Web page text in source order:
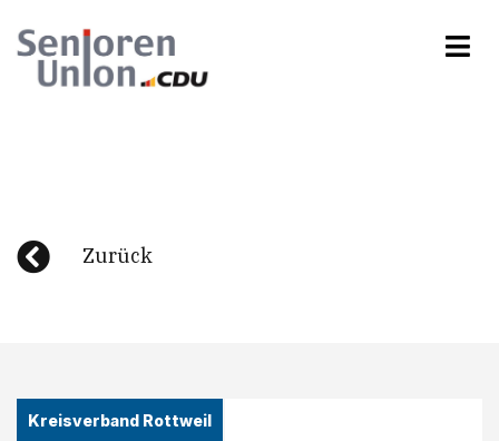
Zurück
Kreisverband Rottweil